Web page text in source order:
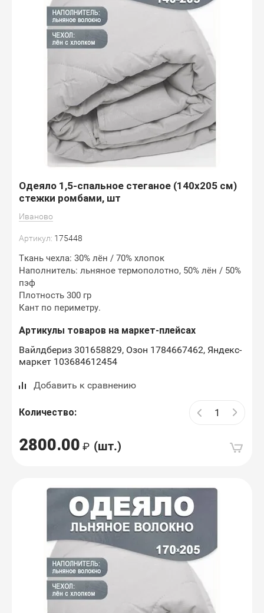
Одеяло 1,5-спальное стеганое (140х205 см)
стежки ромбами, шт
Иваново
Артикул: 175448
Ткань чехла: 30% лён / 70% хлопок
Наполнитель: льняное термополотно, 50% лён / 50%
пэф
Плотность 300 гр
Кант по периметру.
Артикулы товаров на маркет-плейсах
Вайлдбериз 301658829, Озон 1784667462, Яндекс-
маркет 103684612454
Добавить к сравнению
Количество:
2800.00 (шт.)